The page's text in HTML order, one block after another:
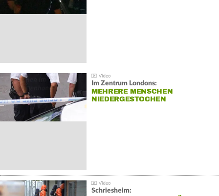
Im Zentrum Londons:
MEHRERE MENSCHEN
NIEDERGESTOCHEN
Schriesheim: